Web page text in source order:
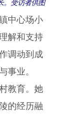
。受访者供图
中心场小
解和支持
调动到成
事业。
教育。她
的经历融